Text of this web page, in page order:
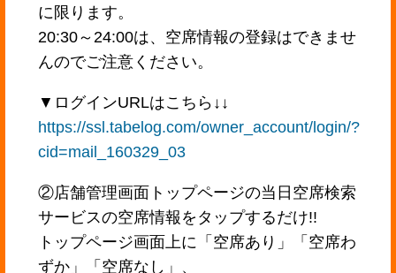
に限ります。
20:30～24:00は、空席情報の登録はできませ
んのでご注意ください。
▼ログインURLはこちら↓↓
https://ssl.tabelog.com/owner_account/login/?
cid=mail_160329_03
②店舗管理画面トップページの当日空席検索
サービスの空席情報をタップするだけ!!
トップページ画面上に「空席あり」「空席わ
ずか」「空席なし」、